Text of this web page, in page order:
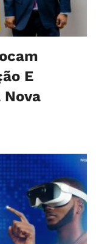
E
Nova